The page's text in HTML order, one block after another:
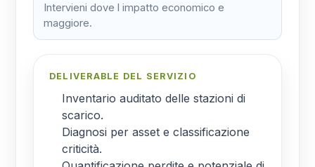
Intervieni dove l impatto economico e
maggiore.
DELIVERABLE DEL SERVIZIO
Inventario auditato delle stazioni di
scarico.
Diagnosi per asset e classificazione
criticità.